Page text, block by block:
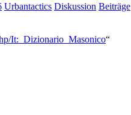
Urbantactics Diskussion Beiträge
It:_Dizionario_Masonico“